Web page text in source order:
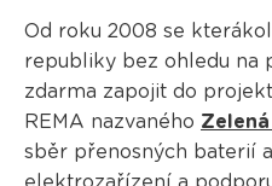
Od roku 2008 se
republiky bez ohledu na
zdarma zapojit do
REMA nazvaného
sběr přenosných baterií